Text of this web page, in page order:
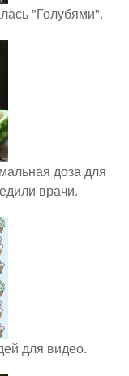
"Голубями".
доза для
врачи.
для видео.